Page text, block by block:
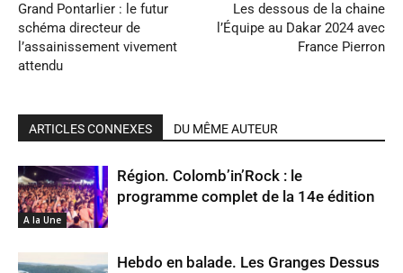
Grand Pontarlier : le futur
schéma directeur de
l’assainissement vivement
attendu
Les dessous de la chaine
l’Équipe au Dakar 2024 avec
France Pierron
ARTICLES CONNEXES DU MÊME AUTEUR
A la Une
Région. Colomb’in’Rock : le
programme complet de la 14e édition
Hebdo en balade. Les Granges Dessus